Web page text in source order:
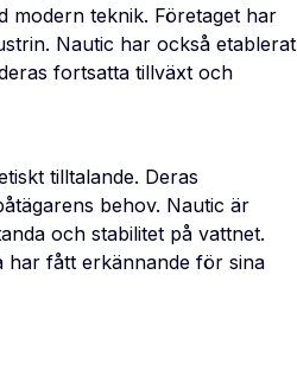
modern teknik. Företaget har
Nautic har också etablerat
fortsatta tillväxt och
tilltalande. Deras
behov. Nautic är
och stabilitet på vattnet.
har fått erkännande för sina